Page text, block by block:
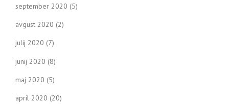
september 2020 (5)
avgust 2020 (2)
julij 2020 (7)
junij 2020 (8)
maj 2020 (5)
april 2020 (20)